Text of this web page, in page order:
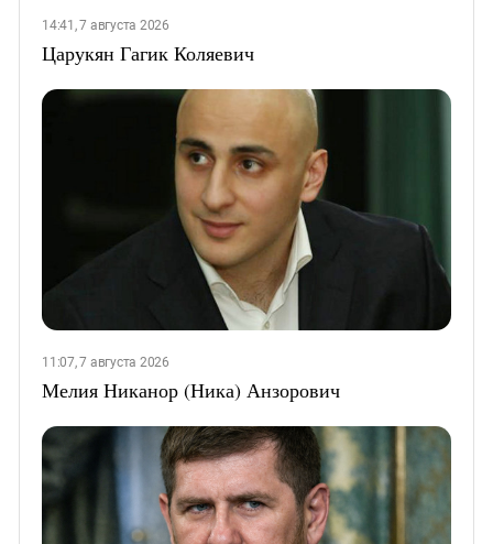
14:41, 7 августа 2026
Царукян Гагик Коляевич
11:07, 7 августа 2026
Мелия Никанор (Ника) Анзорович